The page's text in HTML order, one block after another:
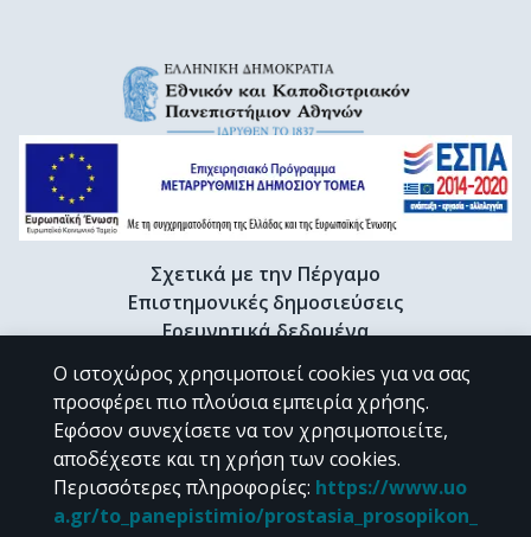
Σχετικά με την Πέργαμο
Επιστημονικές δημοσιεύσεις
Ερευνητικά δεδομένα
Διδακτορικές διατριβές & Γκρίζα βιβλιογραφία
Προφίλ Ερευνητή
CC BY-NC 4.0
Εκτός αν αναφέρεται διαφορετικά, το υλικό της "Περγάμου" διατίθεται
Ο ιστοχώρος χρησιμοποιεί cookies για να σας
προσφέρει πιο πλούσια εμπειρία χρήσης.
Εφόσον συνεχίσετε να τον χρησιμοποιείτε,
αποδέχεστε και τη χρήση των cookies.
Περισσότερες πληροφορίες: https://www.uo
a.gr/to_panepistimio/prostasia_prosopikon_